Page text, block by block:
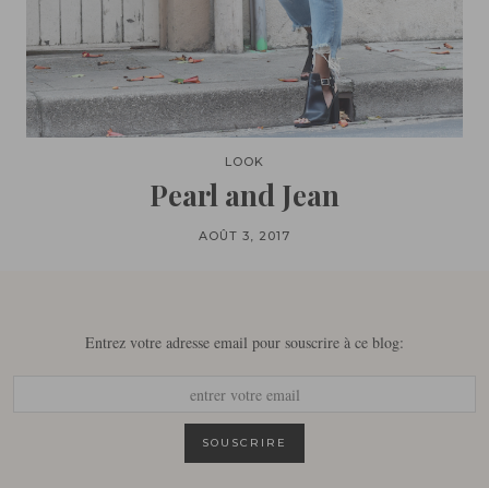
LOOK
Pearl and Jean
AOÛT 3, 2017
Entrez votre adresse email pour souscrire à ce blog: